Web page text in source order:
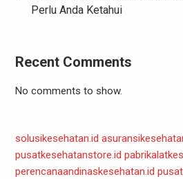
Perlu Anda Ketahui
Recent Comments
No comments to show.
solusikesehatan.id
pusatkesehatanstore.id
perencanaandinaskesehatan.id